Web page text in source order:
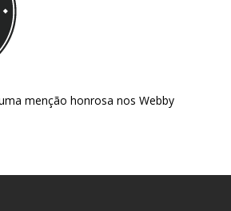
menção honrosa nos Webby